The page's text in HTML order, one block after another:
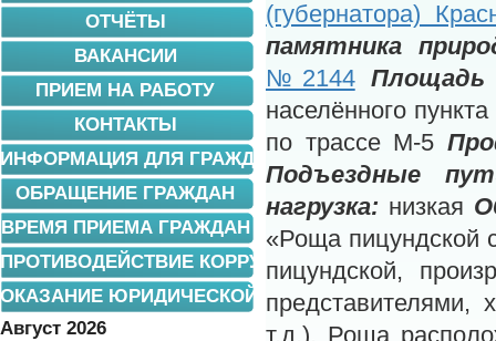
(губернатора)
памятника
№2144
населённого
по трассе М-5
Подъездные
нагрузка: низкая
«Роща пицундской
пицундской,
представителями,
т.д.). Роща
ОТЧЁТЫ
ВАКАНСИИ
ПРИЕМ НА РАБОТУ
КОНТАКТЫ
ИНФОРМАЦИЯ ДЛЯ ГРАЖДАН
ОБРАЩЕНИЕ ГРАЖДАН
ВРЕМЯ ПРИЕМА ГРАЖДАН
ПРОТИВОДЕЙСТВИЕ КОРРУПЦИИ
ОКАЗАНИЕ ЮРИДИЧЕСКОЙ ПОМОЩИ
Август 2026